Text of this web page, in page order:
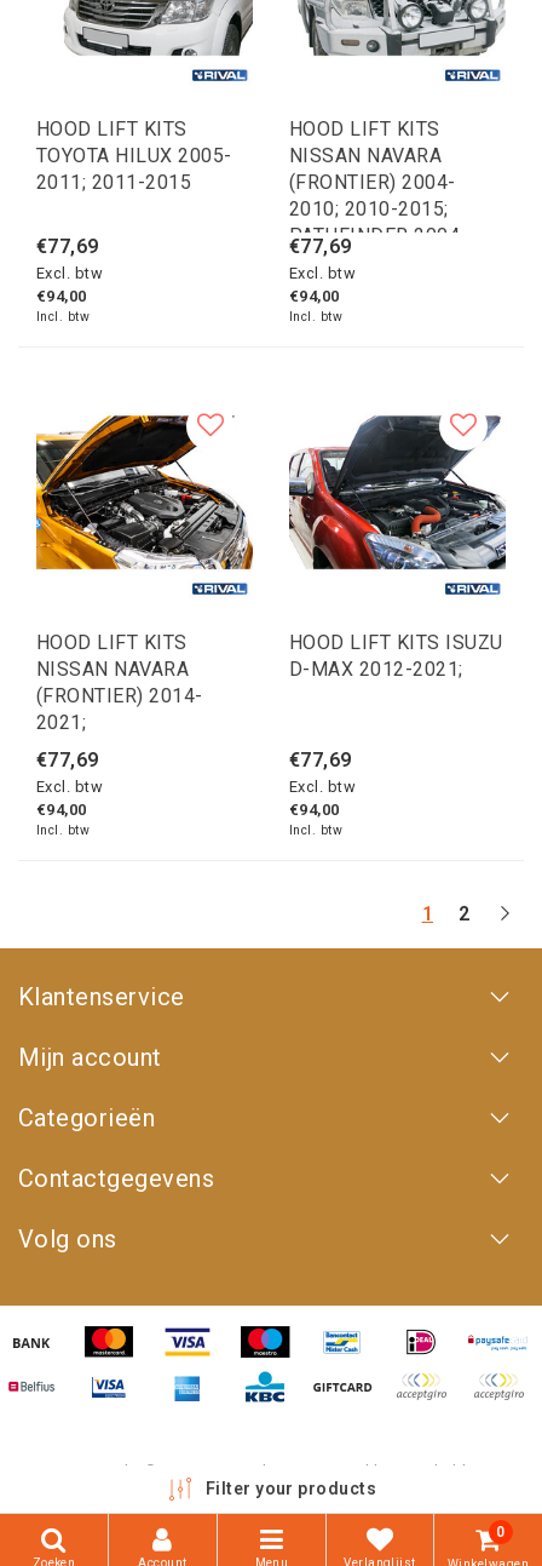
HOOD LIFT KITS
TOYOTA HILUX 2005-
2011; 2011-2015
€77,69
Excl. btw
€94,00
Incl. btw
HOOD LIFT KITS
NISSAN NAVARA
(FRONTIER) 2004-
2010; 2010-2015;
PATHFINDER 2004-
2010; 2010-2014;
€77,69
Excl. btw
€94,00
Incl. btw
HOOD LIFT KITS
NISSAN NAVARA
(FRONTIER) 2014-
2021;
€77,69
Excl. btw
€94,00
Incl. btw
HOOD LIFT KITS ISUZU
D-MAX 2012-2021;
€77,69
Excl. btw
€94,00
Incl. btw
1 2
Klantenservice
Mijn account
Categorieën
Contactgegevens
Volg ons
Copyright © 2026 - 4WD Shop | Powered by emarkable
Filter your products
Zoeken Account Menu Verlanglijst
0